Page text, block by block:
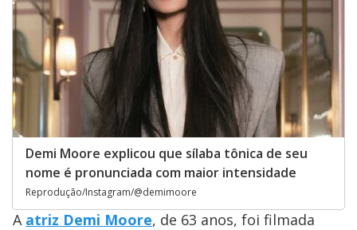
Demi Moore explicou que sílaba tônica de seu
nome é pronunciada com maior intensidade
Reprodução/Instagram/@demimoore
A atriz Demi Moore, de 63 anos, foi filmada